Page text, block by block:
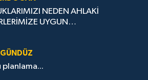
NEDEN AHLAKİ
UYGUN
GÜNDÜZ
planlama...